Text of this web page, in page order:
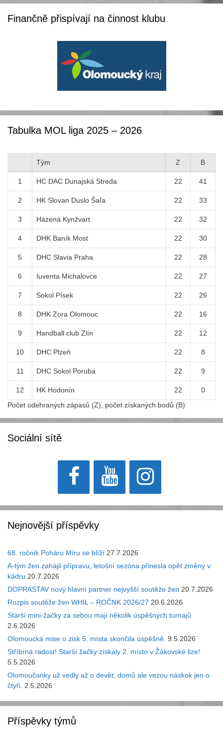
Finančně přispívají na činnost klubu
Tabulka MOL liga 2025 – 2026
Tým Z B
1 HC DAC Dunajská Streda 22 41
2 HK Slovan Duslo Šaľa 22 33
3 Házená Kynžvart 22 32
4 DHK Baník Most 22 30
5 DHC Slavia Praha 22 28
6 Iuventa Michalovce 22 27
7 Sokol Písek 22 26
8 DHK Zora Olomouc 22 16
9 Handball club Zlín 22 12
10 DHC Plzeň 22 8
11 DHC Sokol Poruba 22 9
12 HK Hodonín 22
0
Počet odehraných zápasů (Z), počet získaných bodů (B)
Sociální sítě
Nejnovější příspěvky
68. ročník Poháru Míru se blíží 27.7.2026
A-tým žen zahájil přípravu, letošní sezóna přinesla opět změny v
kádru 20.7.2026
DOPRASTAV nový hlavní partner nejvyšší soutěže žen 20.7.2026
Rozpis soutěže žen WHIL – ROČNK 2026/27 20.6.2026
Starší mini-žačky za sebou mají několik úspěšných turnajů
2.6.2026
Olomoucká mise o zisk 5. místa skončila úspěšně. 9.5.2026
Stříbrná radost! Starší žačky získaly 2. místo v Žákovské lize!
5.5.2026
Olomoučanky už vedly až o devět, domů ale vezou náskok jen o
čtyři. 2.5.2026
Příspěvky týmů